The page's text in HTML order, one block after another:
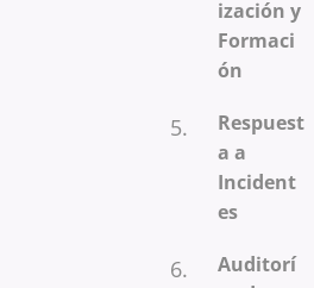
ización y
Formaci
ón
Respuest
a a
Incident
es
Auditorí